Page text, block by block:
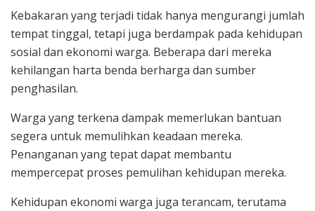
Kebakaran yang terjadi tidak hanya mengurangi jumlah
tempat tinggal, tetapi juga berdampak pada kehidupan
sosial dan ekonomi warga. Beberapa dari mereka
kehilangan harta benda berharga dan sumber
penghasilan.
Warga yang terkena dampak memerlukan bantuan
segera untuk memulihkan keadaan mereka.
Penanganan yang tepat dapat membantu
mempercepat proses pemulihan kehidupan mereka.
Kehidupan ekonomi warga juga terancam, terutama